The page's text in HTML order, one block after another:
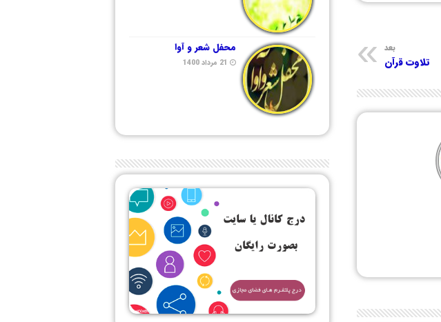
بعد
تلاوت قرآن
محفل شعر و آوا
21 مرداد 1400